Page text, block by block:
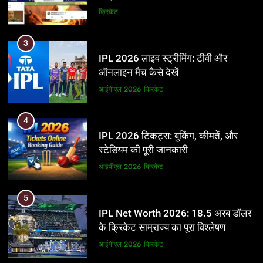
और BCCI पर लगाए गंभीर आरोप
क्रिकेट
3
IPL 2026 लाइव स्ट्रीमिंग: टीवी और
ऑनलाइन मैच कैसे देखें
आईपीएल 2026 क्रिकेट
4
IPL 2026 टिकट्स: बुकिंग, कीमतें, और
स्टेडियम की पूरी जानकारी
आईपीएल 2026 क्रिकेट
5
IPL Net Worth 2026: 18.5 अरब डॉलर
के क्रिकेट साम्राज्य का पूरा विश्लेषण
आईपीएल 2026 क्रिकेट